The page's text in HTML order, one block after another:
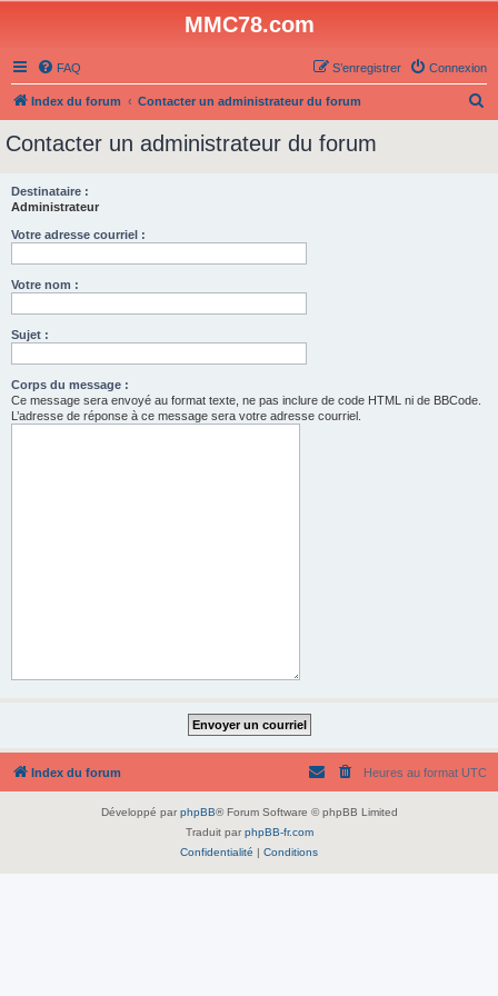
MMC78.com
FAQ Connexion
S’enregistrer
Index du forum Contacter un administrateur du forum
Contacter un administrateur du forum
Destinataire :
Administrateur
Votre adresse courriel :
Votre nom :
Sujet :
Corps du message :
Ce message sera envoyé au format texte, ne pas inclure de code HTML ni de BBCode.
L’adresse de réponse à ce message sera votre adresse courriel.
Index du forum Heures au format UTC
Développé par phpBB® Forum Software © phpBB Limited
Traduit par phpBB-fr.com
Confidentialité | Conditions